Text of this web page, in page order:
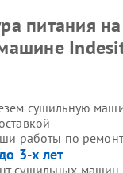
питания на
сушильную
работы по
3-х лет